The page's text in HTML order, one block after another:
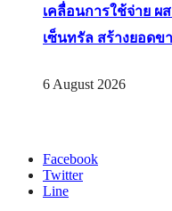
เคลื่อนการใช้จ่าย ผ
เซ็นทรัล สร้างยอดข
6 August 2026
Facebook
Twitter
Line